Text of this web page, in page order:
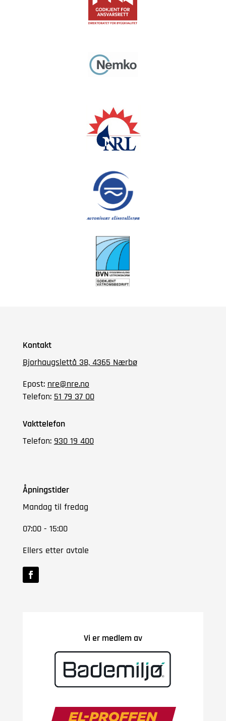
Kontakt
Bjorhaugslettå 38, 4365 Nærbø
Epost: nre@nre.no
Telefon: 51 79 37 00
Vakttelefon
Telefon: 930 19 400
Åpningstider
Mandag til fredag
07:00 - 15:00
Ellers etter avtale
Vi er medlem av